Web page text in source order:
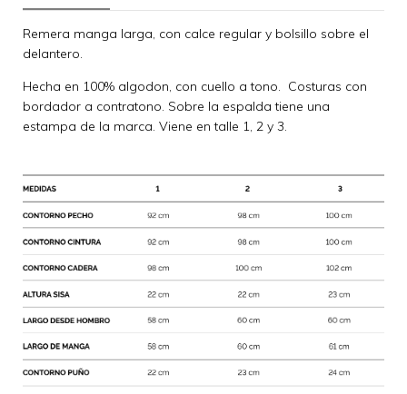
Remera manga larga, con calce regular y bolsillo sobre el
delantero.
Hecha en 100% algodon, con cuello a tono. Costuras con
bordador a contratono. Sobre la espalda tiene una
estampa de la marca. Viene en talle 1, 2 y 3.